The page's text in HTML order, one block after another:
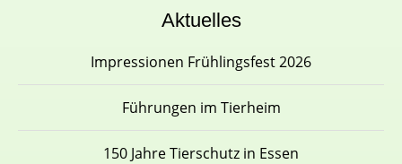
Aktuelles
Impressionen Frühlingsfest 2026
Führungen im Tierheim
150 Jahre Tierschutz in Essen